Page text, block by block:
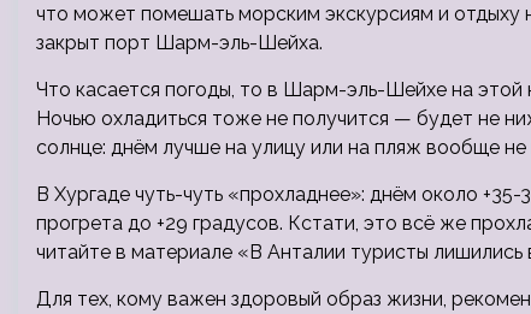
что может помешать морским экскурсиям и
закрыт порт Шарм-эль-Шейха.
Что касается погоды, то в Шарм-эль-Шейхе на
Ночью охладиться тоже не получится — будет не
солнце: днём лучше на улицу или на пляж вообще не
В Хургаде чуть-чуть «прохладнее»: днём около
прогрета до +29 градусов. Кстати, это всё же
читайте в материале «В Анталии туристы
Для тех, кому важен здоровый образ жизни,